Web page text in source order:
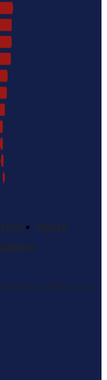
PAISES
latinoamericana